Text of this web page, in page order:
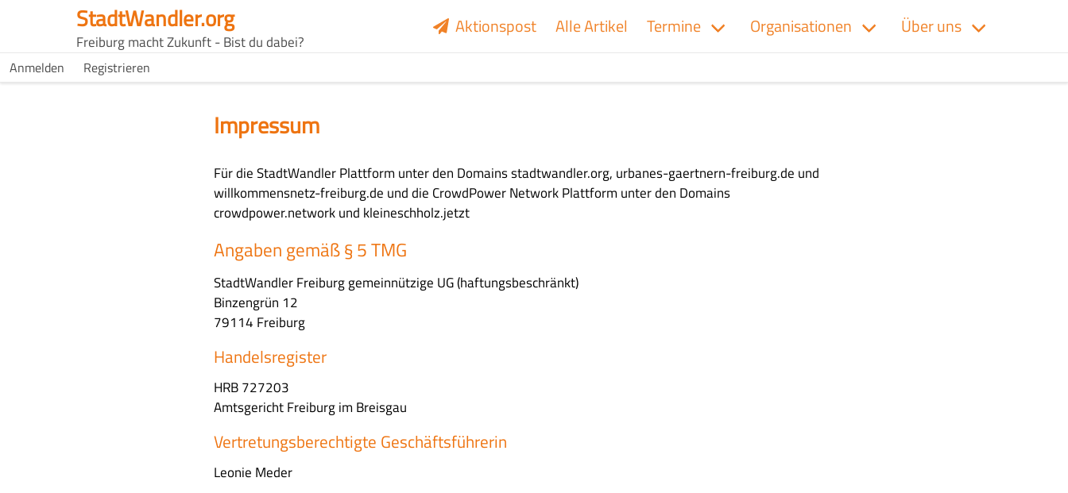
StadtWandler.org
Freiburg macht Zukunft - Bist du dabei?
H4C
Main
Aktionspost Alle Artikel Termine Organisationen Über uns
H4C
Anmelden Registrieren
Impressum
H
a
u
t
-
I
n
h
a
t
s
f
e
l
Für die StadtWandler Plattform unter den Domains stadtwandler.org, urbanes-gaertnern-freiburg.de und
willkommensnetz-freiburg.de und die CrowdPower Network Plattform unter den Domains
crowdpower.network und kleineschholz.jetzt
Angaben gemäß § 5 TMG
StadtWandler Freiburg gemeinnützige UG (haftungsbeschränkt)
Binzengrün 12
79114 Freiburg
Handelsregister
HRB 727203
Amtsgericht Freiburg im Breisgau
Vertretungsberechtigte Geschäftsführerin
Leonie Meder